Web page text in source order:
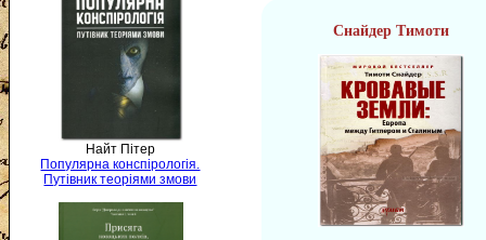
Найт Пітер
Популярна конспірологія.
Путівник теоріями змови
Снайдер Тимоти